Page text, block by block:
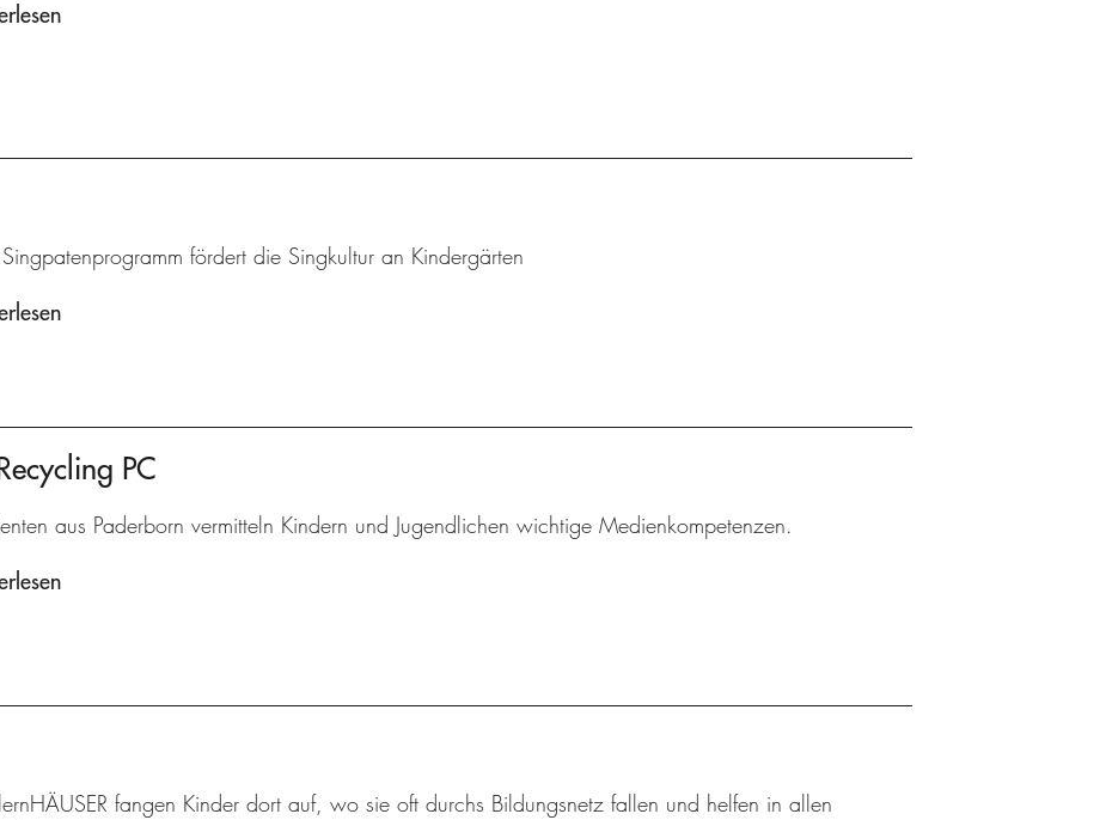
fördert die Singkultur an Kindergärten
PC
aus Paderborn vermitteln Kindern und Jugendlichen wichtige Medienkompetenzen.
fangen Kinder dort auf, wo sie oft durchs Bildungsnetz fallen und helfen in allen